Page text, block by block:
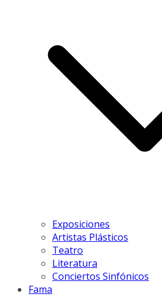
Exposiciones
Artistas Plásticos
Teatro
Literatura
Conciertos Sinfónicos
Fama